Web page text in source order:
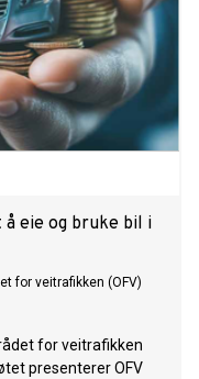
eie og bruke bil i
for veitrafikken (OFV)
for veitrafikken
presenterer OFV